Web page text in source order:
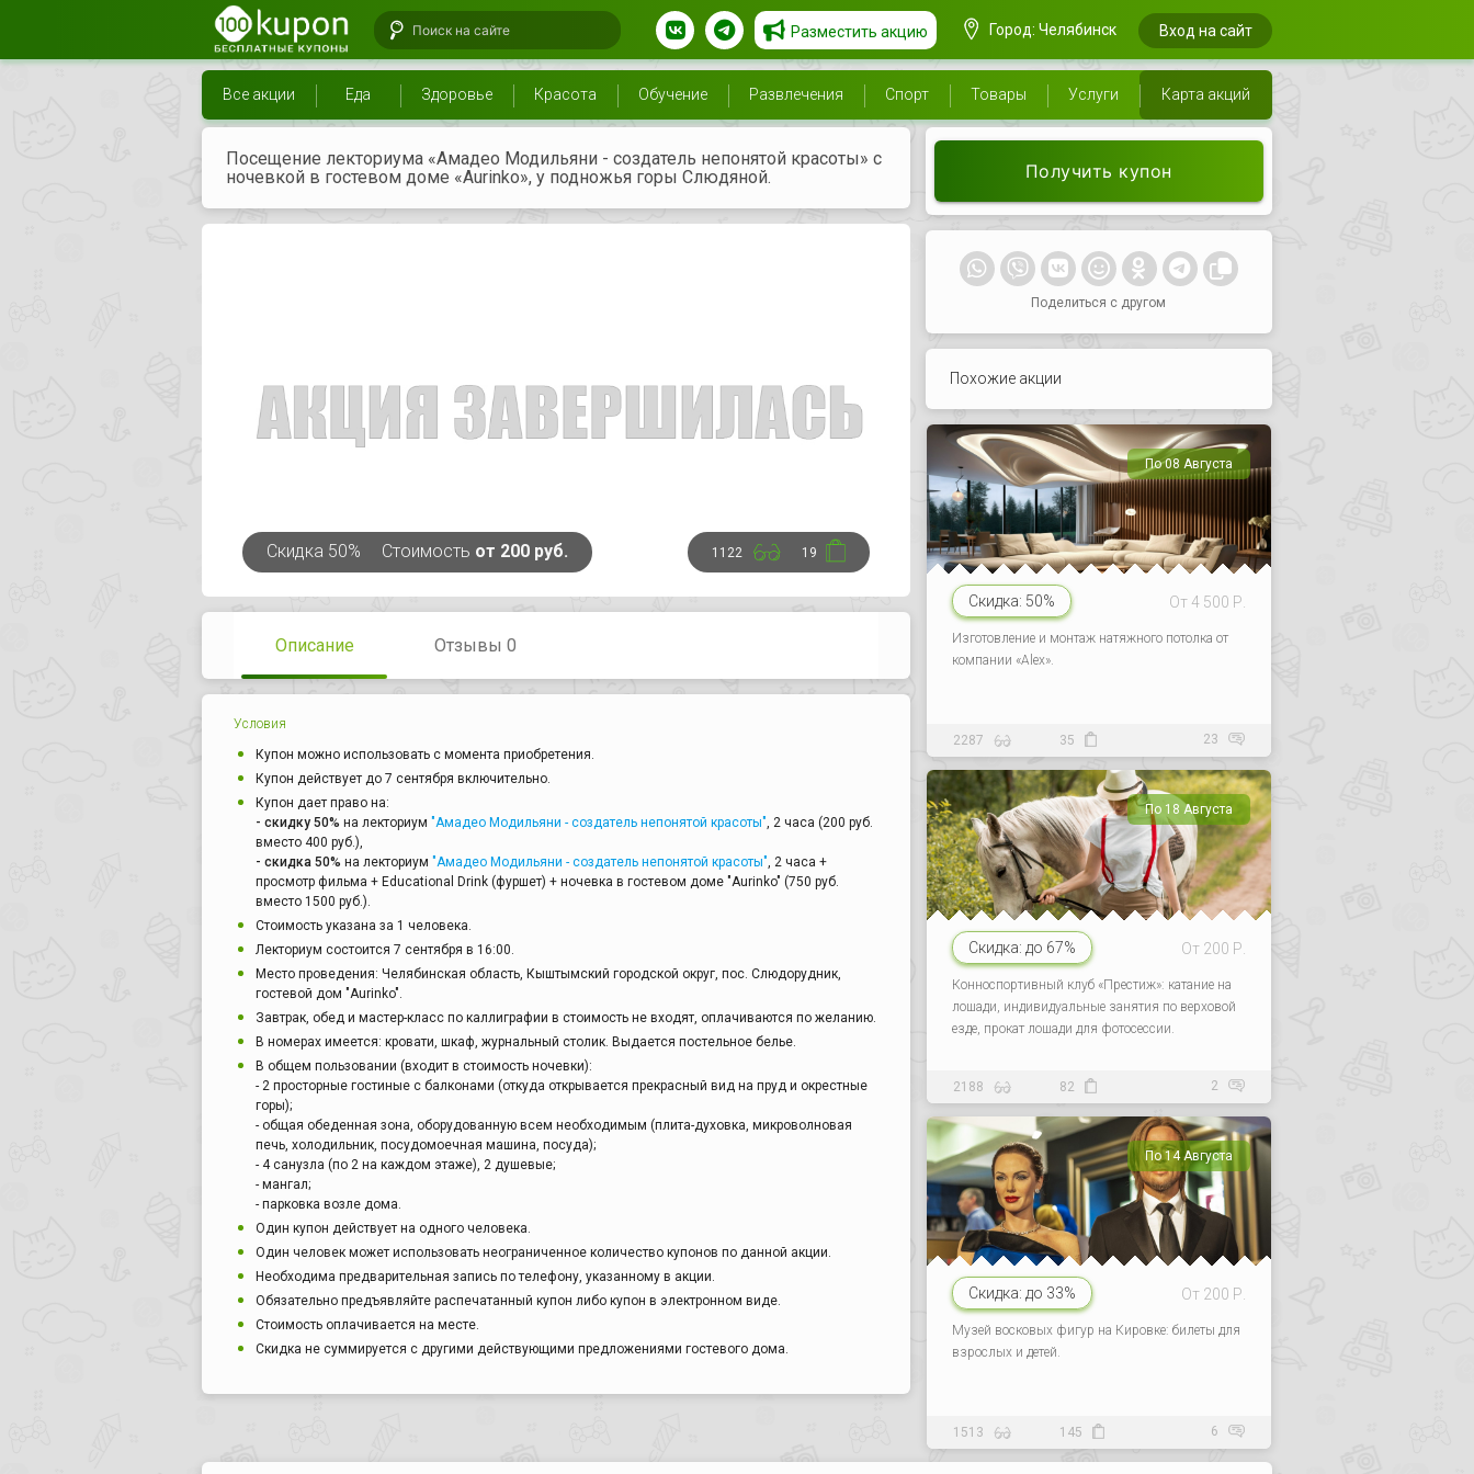
Разместить акцию Город: Челябинск Вход на сайт
Все акции Еда Здоровье Красота Обучение Развлечения Спорт Товары Услуги Карта акций
Посещение лекториума «Амадео Модильяни - создатель непонятой красоты» с
ночевкой в гостевом доме «Aurinko», у подножья горы Слюдяной.
Скидка 50% Стоимость от 200 руб. 1122 19
Описание Отзывы 0
Условия
Купон можно использовать с момента приобретения.
Купон действует до 7 сентября включительно.
Купон дает право на:
- скидку 50% на лекториум "Амадео Модильяни - создатель непонятой красоты", 2 часа (200 руб.
вместо 400 руб.),
- скидка 50% на лекториум "Амадео Модильяни - создатель непонятой красоты", 2 часа +
просмотр фильма + Educational Drink (фуршет) + ночевка в гостевом доме "Aurinko" (750 руб.
вместо 1500 руб.).
Стоимость указана за 1 человека.
Лекториум состоится 7 сентября в 16:00.
Место проведения: Челябинская область, Кыштымский городской округ, пос. Слюдорудник,
гостевой дом "Aurinko".
Завтрак, обед и мастер-класс по каллиграфии в стоимость не входят, оплачиваются по желанию.
В номерах имеется: кровати, шкаф, журнальный столик. Выдается постельное белье.
В общем пользовании (входит в стоимость ночевки):
- 2 просторные гостиные с балконами (откуда открывается прекрасный вид на пруд и окрестные
горы);
- общая обеденная зона, оборудованную всем необходимым (плита-духовка, микроволновая
печь, холодильник, посудомоечная машина, посуда);
- 4 санузла (по 2 на каждом этаже), 2 душевые;
- мангал;
- парковка возле дома.
Один купон действует на одного человека.
Один человек может использовать неограниченное количество купонов по данной акции.
Необходима предварительная запись по телефону, указанному в акции.
Обязательно предъявляйте распечатанный купон либо купон в электронном виде.
Стоимость оплачивается на месте.
Скидка не суммируется с другими действующими предложениями гостевого дома.
Получить купон
Поделиться с другом
Похожие акции
По 08 Августа
Скидка: 50% От 4 500 Р.
Изготовление и монтаж натяжного потолка от
компании «Alex».
2287 35 23
По 18 Августа
Скидка: до 67% От 200 Р.
Конноспортивный клуб «Престиж»: катание на
лошади, индивидуальные занятия по верховой
езде, прокат лошади для фотосессии.
2188 82 2
По 14 Августа
Скидка: до 33% От 200 Р.
Музей восковых фигур на Кировке: билеты для
взрослых и детей.
1513 145 6